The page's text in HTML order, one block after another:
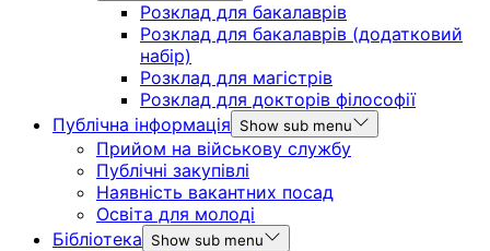
Розклад для бакалаврів
Розклад для бакалаврів (додатковий
набір)
Розклад для магістрів
Розклад для докторів філософії
Публічна інформація
Show sub menu
Прийом на військову службу
Публічні закупівлі
Наявність вакантних посад
Освіта для молоді
Бібліотека
Show sub menu